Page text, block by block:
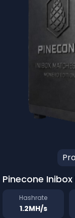
Pinecone Inibox
Hashrate
1.2MH/s